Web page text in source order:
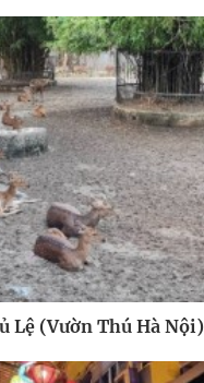
Lệ (Vườn Thú Hà Nội)